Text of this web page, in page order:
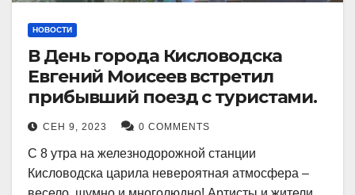
НОВОСТИ
В День города Кисловодска
Евгений Моисеев встретил
прибывший поезд с туристами.
СЕН 9, 2023 0 COMMENTS
С 8 утра на железнодорожной станции
Кисловодска царила невероятная атмосфера –